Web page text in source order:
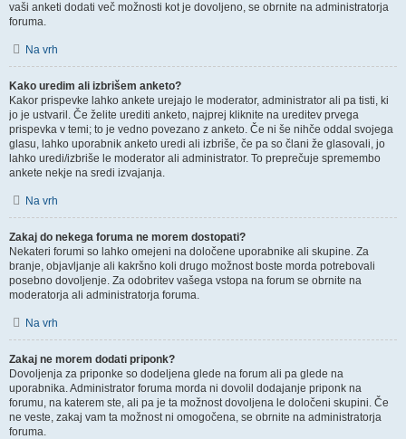
vaši anketi dodati več možnosti kot je dovoljeno, se obrnite na administratorja
foruma.
Na vrh
Kako uredim ali izbrišem anketo?
Kakor prispevke lahko ankete urejajo le moderator, administrator ali pa tisti, ki
jo je ustvaril. Če želite urediti anketo, najprej kliknite na ureditev prvega
prispevka v temi; to je vedno povezano z anketo. Če ni še nihče oddal svojega
glasu, lahko uporabnik anketo uredi ali izbriše, če pa so člani že glasovali, jo
lahko uredi/izbriše le moderator ali administrator. To preprečuje spremembo
ankete nekje na sredi izvajanja.
Na vrh
Zakaj do nekega foruma ne morem dostopati?
Nekateri forumi so lahko omejeni na določene uporabnike ali skupine. Za
branje, objavljanje ali kakršno koli drugo možnost boste morda potrebovali
posebno dovoljenje. Za odobritev vašega vstopa na forum se obrnite na
moderatorja ali administratorja foruma.
Na vrh
Zakaj ne morem dodati priponk?
Dovoljenja za priponke so dodeljena glede na forum ali pa glede na
uporabnika. Administrator foruma morda ni dovolil dodajanje priponk na
forumu, na katerem ste, ali pa je ta možnost dovoljena le določeni skupini. Če
ne veste, zakaj vam ta možnost ni omogočena, se obrnite na administratorja
foruma.